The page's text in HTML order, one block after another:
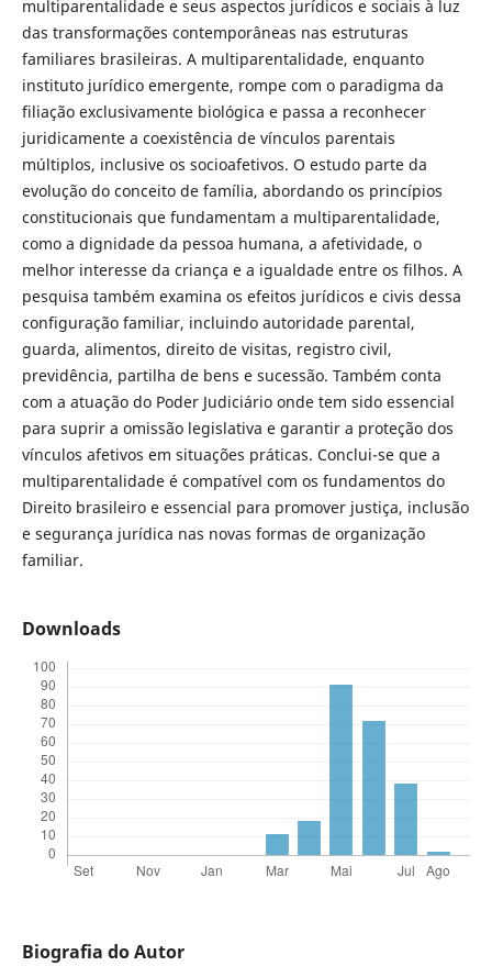
multiparentalidade e seus aspectos jurídicos e sociais à luz
das transformações contemporâneas nas estruturas
familiares brasileiras. A multiparentalidade, enquanto
instituto jurídico emergente, rompe com o paradigma da
filiação exclusivamente biológica e passa a reconhecer
juridicamente a coexistência de vínculos parentais
múltiplos, inclusive os socioafetivos. O estudo parte da
evolução do conceito de família, abordando os princípios
constitucionais que fundamentam a multiparentalidade,
como a dignidade da pessoa humana, a afetividade, o
melhor interesse da criança e a igualdade entre os filhos. A
pesquisa também examina os efeitos jurídicos e civis dessa
configuração familiar, incluindo autoridade parental,
guarda, alimentos, direito de visitas, registro civil,
previdência, partilha de bens e sucessão. Também conta
com a atuação do Poder Judiciário onde tem sido essencial
para suprir a omissão legislativa e garantir a proteção dos
vínculos afetivos em situações práticas. Conclui-se que a
multiparentalidade é compatível com os fundamentos do
Direito brasileiro e essencial para promover justiça, inclusão
e segurança jurídica nas novas formas de organização
familiar.
Downloads
Biografia do Autor